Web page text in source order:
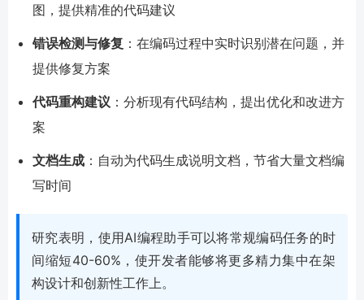
图，提供精准的代码建议
错误检测与修复 ：在编码过程中实时识别潜在问题，并
提供修复方案
代码重构建议 ：分析现有代码结构，提出优化和改进方
案
文档生成 ：自动为代码生成说明文档，节省大量文档编
写时间
研究表明，使用AI编程助手可以将常规编码任务的时
间缩短40-60%，使开发者能够将更多精力集中在架
构设计和创新性工作上。